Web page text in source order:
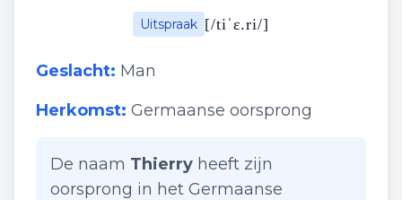
Uitspraak [/tiˈɛ.ri/]
Geslacht: Man
Herkomst: Germaanse oorsprong
De naam Thierry heeft zijn
oorsprong in het Germaanse